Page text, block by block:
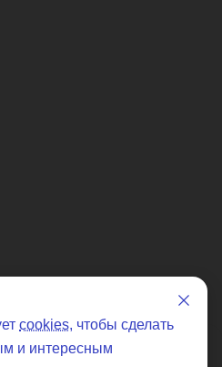
cookies, чтобы сделать
и интересным